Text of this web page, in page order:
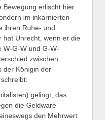
Bewegung erlischt hier
im inkarnierten
ihren Ruhe- und
hat Unrecht, wenn er die
W-G-W und G-W-
zwischen
der Königin der
gelingt, das
die Geldware
den Mehrwert